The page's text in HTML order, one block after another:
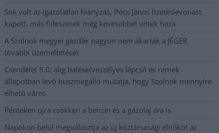
Sok volt az igazolatlan hiányzás, Pócs János fizetéslevonást
kapott, más fideszesek még kevesebbet vittek haza
A Szolnok megyei gazdák nagyon nem akarták a JÉGER
további üzemeltetését
Csendélet 5.0: alig balesetveszélyes lépcső és remek
állapotban levő buszmegálló mutatja, hogy Szolnok mennyire
élhető város
Pénteken újra csökken a benzin és a gázolaj ára is
Napokon belül megválasztja az új köztársasági elnököt az